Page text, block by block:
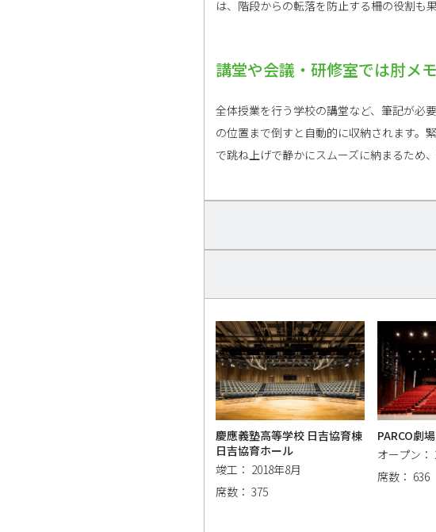
は、階段からの転落を防止する柵の役割も果
講堂や会議・研修室では肘メ
全体授業を行う学校の講堂など、筆記が必
の位置まで倒すと自動的に収納されます。
で跳ね上げで静かにスムーズに納まるため
慶應義塾高等学校 日吉協育棟
日吉協育ホール
竣工： 2018年8月
席数： 375
PARCO劇場
オープン：
席数： 636